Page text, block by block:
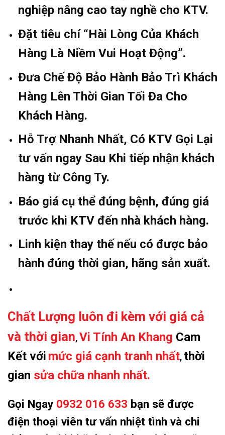
nghiệp nâng cao tay nghề cho KTV.
Đặt tiêu chí “Hài Lòng Của Khách
Hàng Là Niềm Vui Hoạt Động”.
Đưa Chế Độ Bảo Hành Bảo Trì Khách
Hàng Lên Thời Gian Tối Đa Cho
Khách Hàng.
Hỗ Trợ Nhanh Nhất, Có KTV Gọi Lại
tư vấn ngay Sau Khi tiếp nhận khách
hàng từ Công Ty.
Báo giá cụ thể đúng bệnh, đúng giá
trước khi KTV đến nhà khách hàng.
Linh kiện thay thế nếu có được bảo
hành đúng thời gian, hãng sản xuất.
Chất Lượng luôn đi kèm với giá cả
và thời gian, Vi Tính An Khang Cam
Kết với mức giá cạnh tranh nhất, thời
gian sửa chữa nhanh nhất.
Gọi Ngay 0932 016 633 bạn sẽ được
điện thoại viên tư vấn nhiệt tình và chi